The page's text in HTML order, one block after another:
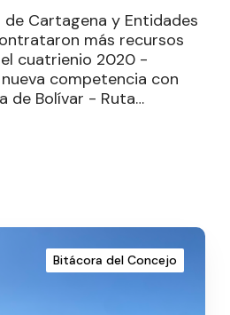
de Cartagena y Entidades
más recursos
cuatrienio 2020 -
competencia con
de Bolívar - Ruta…
Bitácora del Concejo